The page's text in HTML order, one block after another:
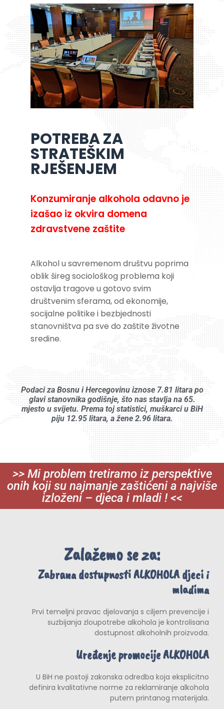
POTREBA ZA
STRATEŠKIM
RJEŠENJEM
Konzumiranje alkohola odavno je
izašao iz okvira domena
zdravstvene zaštite
Alkohol u savremenom društvu poprima
oblik šireg sociološkog problema koji
ostavlja tragove u gotovo svim
društvenim sferama, od ekonomije,
socijalne politike i bezbjednosti
stanovništva pa sve do zaštite životne
sredine.
Podaci za Bosnu i Hercegovinu iznose 7.81 litara po
glavi stanovnika godišnje, što nas stavlja na 65.
mjesto u svijetu. Prema toj statistici, muškarci u BiH
piju 12.95 litara, a žene 2.96 litara.
>> Mi problem tretiramo iz perspektive
onih koji su najmanje zaštićeni a najviše
izloženi – djeca i mladi ! <<
Zalažemo se za:
Zabrana dostupnosti ALKOHOLA djeci i
mladima
Prvi temeljni pravac djelovanja s ciljem prevencije i
suzbijanja zloupotrebe alkohola je kontrolisana
dostupnost alkoholnih proizvoda.
Uređenje promocije ALKOHOLA
U BiH ne postoji zakonska odredba koja eksplicitno
definira kvalitativne norme za reklamiranje alkohola
putem printanog materijala.